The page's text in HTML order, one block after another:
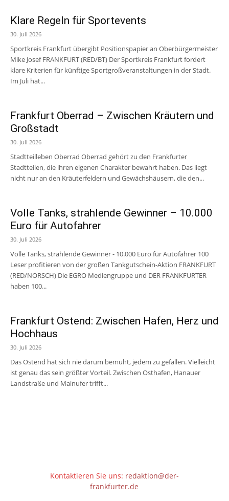
Klare Regeln für Sportevents
30. Juli 2026
Sportkreis Frankfurt übergibt Positionspapier an Oberbürgermeister
Mike Josef FRANKFURT (RED/BT) Der Sportkreis Frankfurt fordert
klare Kriterien für künftige Sportgroßveranstaltungen in der Stadt.
Im Juli hat...
Frankfurt Oberrad – Zwischen Kräutern und
Großstadt
30. Juli 2026
Stadtteilleben Oberrad Oberrad gehört zu den Frankfurter
Stadtteilen, die ihren eigenen Charakter bewahrt haben. Das liegt
nicht nur an den Kräuterfeldern und Gewächshäusern, die den...
Volle Tanks, strahlende Gewinner – 10.000
Euro für Autofahrer
30. Juli 2026
Volle Tanks, strahlende Gewinner - 10.000 Euro für Autofahrer 100
Leser profitieren von der großen Tankgutschein-Aktion FRANKFURT
(RED/NORSCH) Die EGRO Mediengruppe und DER FRANKFURTER
haben 100...
Frankfurt Ostend: Zwischen Hafen, Herz und
Hochhaus
30. Juli 2026
Das Ostend hat sich nie darum bemüht, jedem zu gefallen. Vielleicht
ist genau das sein größter Vorteil. Zwischen Osthafen, Hanauer
Landstraße und Mainufer trifft...
Kontaktieren Sie uns: redaktion@der-
frankfurter.de